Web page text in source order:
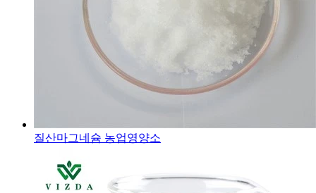
질산마그네슘 농업영양소